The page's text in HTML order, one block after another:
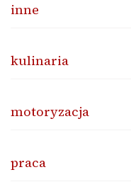
inne
kulinaria
motoryzacja
praca